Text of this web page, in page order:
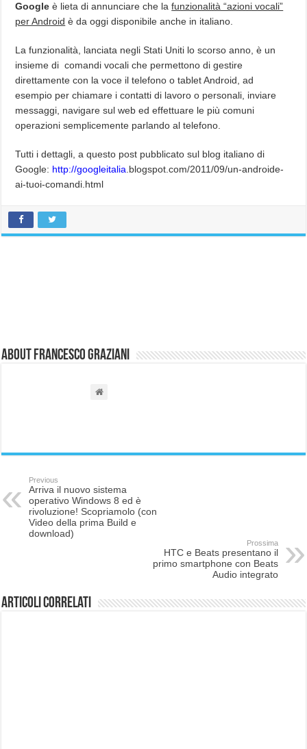
Google è lieta di annunciare che lafunzionalità “azioni vocali”
per Android è da oggi disponibile anche in italiano.
La funzionalità, lanciata negli Stati Uniti lo scorso anno, è un
insieme di comandi vocali che permettono di gestire
direttamente con la voce il telefono o tablet Android, ad
esempio per chiamare i contatti di lavoro o personali, inviare
messaggi, navigare sul web ed effettuare le più comuni
operazioni semplicemente parlando al telefono.
Tutti i dettagli, a questo post pubblicato sul blog italiano di
Google: http://googleitalia blogspot.com/2011/09/un-androide-
ai-tuoi-comandi.html
About Francesco Graziani
Previous
Arriva il nuovo sistema
operativo Windows 8 ed è
rivoluzione! Scopriamolo (con
Video della prima Build e
download)
Prossima
HTC e Beats presentano il
primo smartphone con Beats
Audio integrato
Articoli correlati